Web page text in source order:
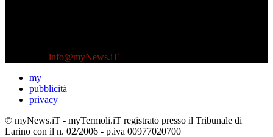
info@myNews.iT
my
pubblicità
privacy
© myNews.iT - myTermoli.iT registrato presso il Tribunale di
Larino con il n. 02/2006 - p.iva 00977020700